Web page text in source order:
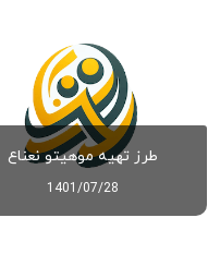
طرز تهیه موهیتو نعناع
1401/07/28